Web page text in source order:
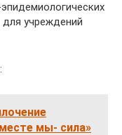
учреждений
мы- сила»